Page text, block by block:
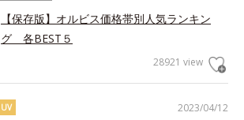
【保存版】オルビス価格帯別人気ランキン
グ 各BEST５
28921 view
2023/04/12
UV